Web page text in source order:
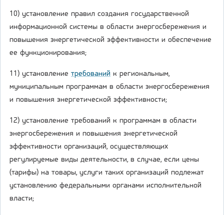
10) установление правил создания государственной
информационной системы в области энергосбережения и
повышения энергетической эффективности и обеспечение
ее функционирования;
11) установление требований к региональным,
муниципальным программам в области энергосбережения
и повышения энергетической эффективности;
12) установление требований к программам в области
энергосбережения и повышения энергетической
эффективности организаций, осуществляющих
регулируемые виды деятельности, в случае, если цены
(тарифы) на товары, услуги таких организаций подлежат
установлению федеральными органами исполнительной
власти;